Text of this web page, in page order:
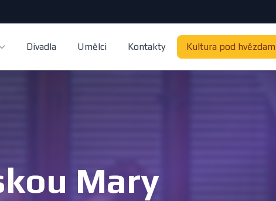
Divadla Umělci Kontakty Kultura pod
Mary